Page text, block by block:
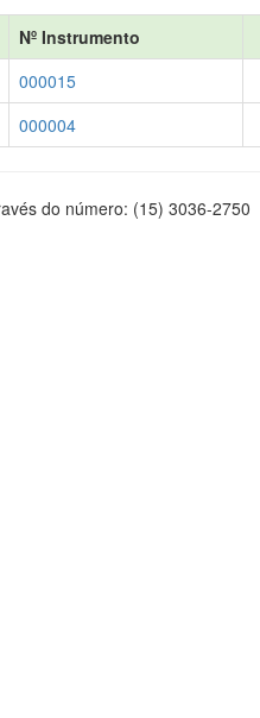
Nº Instrumento
000015
000004
do número: (15) 3036-2750